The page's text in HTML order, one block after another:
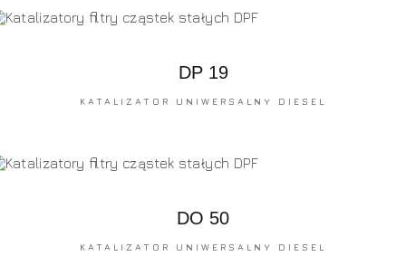
DP 19
KATALIZATOR UNIWERSALNY DIESEL
DO 50
KATALIZATOR UNIWERSALNY DIESEL